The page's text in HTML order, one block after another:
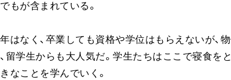
もが含まれている。
はなく、卒業しても資格や学位はもらえないが、
留学生からも大人気だ。学生たちはここで寝食を
なことを学んでいく。